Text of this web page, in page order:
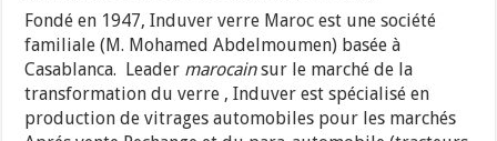
Fondé en 1947, Induver verre Maroc est une société
familiale (M. Mohamed Abdelmoumen) basée à
Casablanca. Leader marocainsur le marché de la
transformation du verre , Induver est spécialisé en
production de vitrages automobiles pour les marchés